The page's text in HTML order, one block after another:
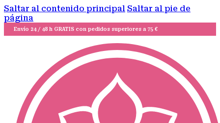
Saltar al contenido principal Saltar al pie de
página
Envío 24 / 48 h GRATIS con pedidos superiores a 75 €